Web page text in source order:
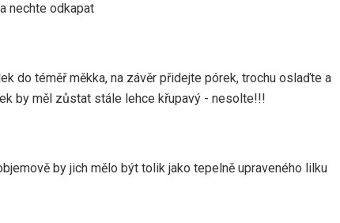
nechte odkapat
do téměř měkka, na závěr přidejte pórek, trochu oslaďte a
by měl zůstat stále lehce křupavý - nesolte!!!
by jich mělo být tolik jako tepelně upraveného lilku